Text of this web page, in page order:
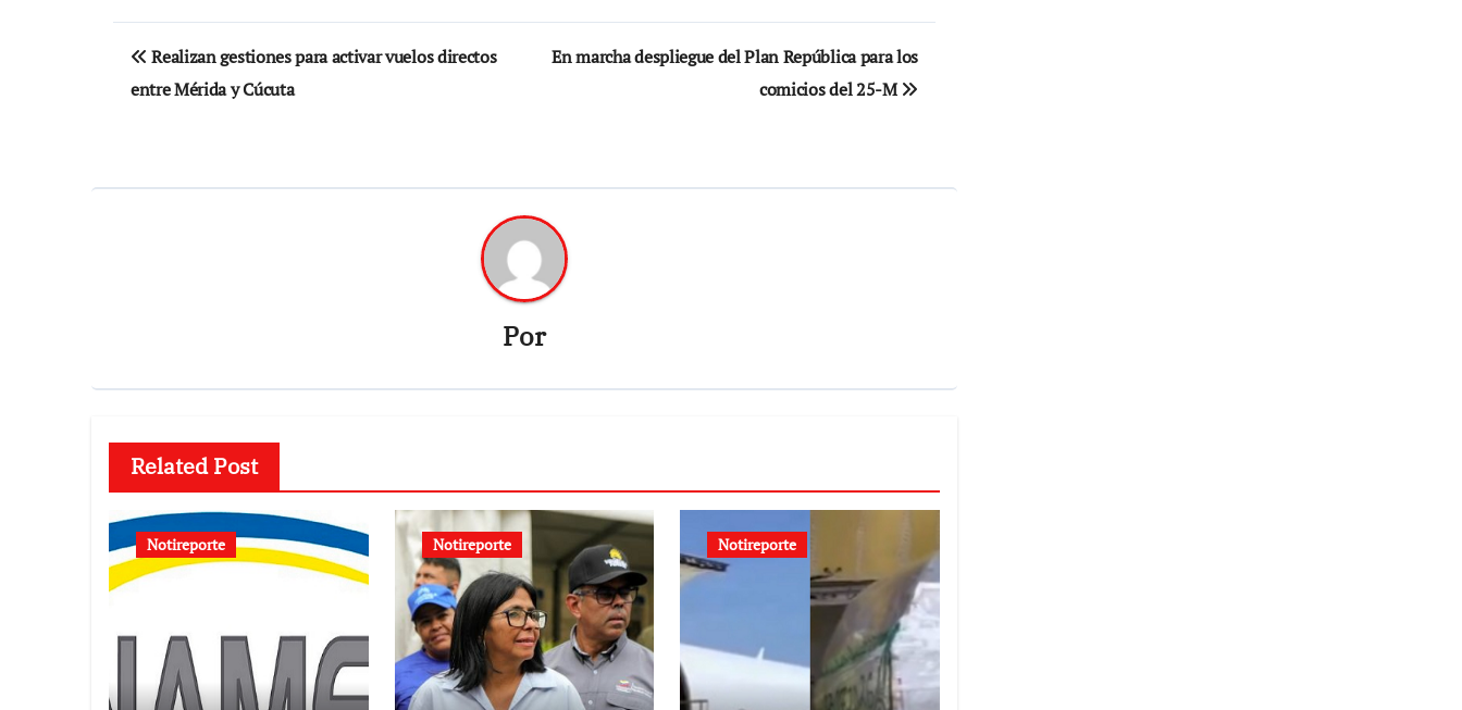
Navegación
de
Realizan gestiones para activar vuelos directos
entre Mérida y Cúcuta
En marcha despliegue del Plan República para los
comicios del 25-M
Por
Related Post
Notireporte Notireporte Notireporte